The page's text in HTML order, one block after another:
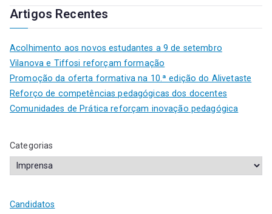
Artigos Recentes
Acolhimento aos novos estudantes a 9 de setembro
Vilanova e Tiffosi reforçam formação
Promoção da oferta formativa na 10.ª edição do Alivetaste
Reforço de competências pedagógicas dos docentes
Comunidades de Prática reforçam inovação pedagógica
Categorias
Candidatos